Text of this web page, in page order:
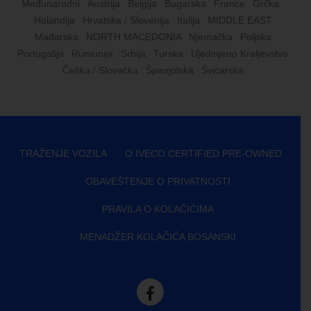
Međunarodni Austrija Belgija Bugarska France
Grčka
Holandija
Hrvatska / Slovenija Italija
MIDDLE EAST
Mađarska
NORTH MACEDONIA Njemačka
Poljska
Portugalija
Rumunija Srbija Turska
Ujedinjeno Kraljevstvo
Češka / Slovačka
Španjolska Švicarska
TRAŽENJE VOZILA O IVECO CERTIFIED PRE-OWNED
OBAVEŠTENJE O PRIVATNOSTI
PRAVILA O KOLAČIĆIMA
MENADŽER KOLAČIĆA BOSANSKI